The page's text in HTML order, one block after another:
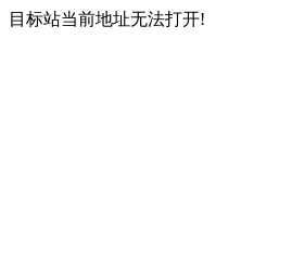
目标站当前地址无法打开!